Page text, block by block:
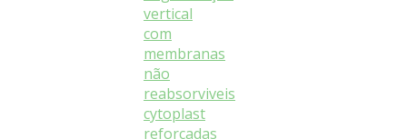
vertical
com
membranas
não
reabsorviveis
cytoplast
reforçadas